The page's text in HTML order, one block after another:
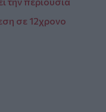
σε 12χρονο